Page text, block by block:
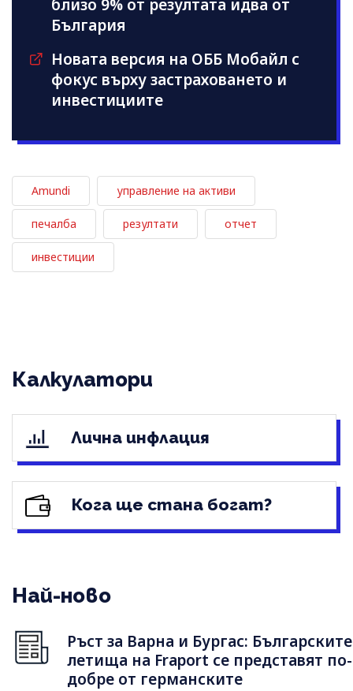
близо 9% от резултата идва от
България
Новата версия на ОББ Мобайл с
фокус върху застраховането и
инвестициите
Amundi управление на активи
печалба резултати отчет
инвестиции
Калкулатори
Лична инфлация
Кога ще стана богат?
Най-ново
Ръст за Варна и Бургас: Българските
летища на Fraport се представят по-
добре от германските